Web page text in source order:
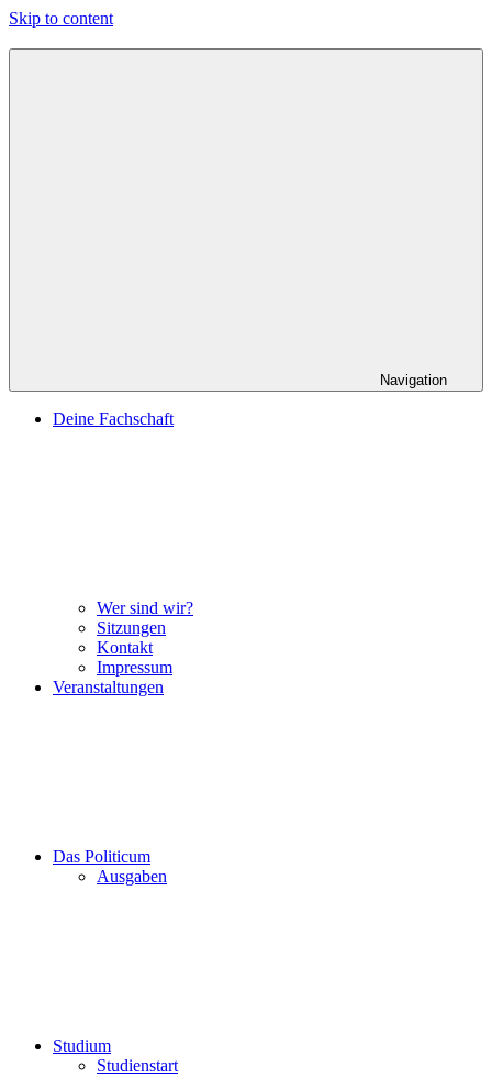
Skip to content
Navigation
Deine Fachschaft
Wer sind wir?
Sitzungen
Kontakt
Impressum
Veranstaltungen
Das Politicum
Ausgaben
Studium
Studienstart